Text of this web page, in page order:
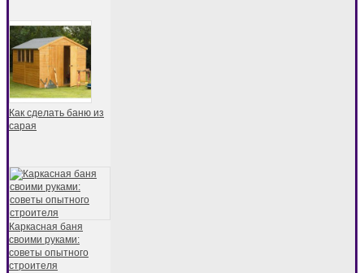
Как сделать баню из
сарая
Каркасная баня
своими руками:
советы опытного
строителя